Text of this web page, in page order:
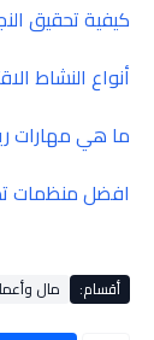
كيفية تحقيق
أنواع النشاط
ما هي مهارات
افضل منظمات
أقسام: مال